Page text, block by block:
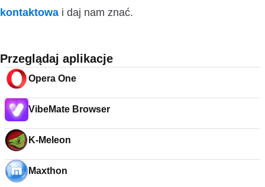
kontaktowa i daj nam znać.
Przeglądaj aplikacje
Opera One
VibeMate Browser
K-Meleon
Maxthon